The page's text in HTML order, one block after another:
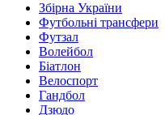
Збірна України
Футбольні трансфери
Футзал
Волейбол
Біатлон
Велоспорт
Гандбол
Дзюдо